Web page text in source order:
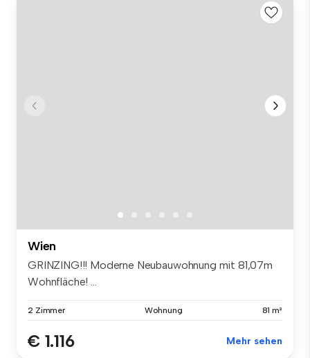
Wien
GRINZING!!! Moderne Neubauwohnung mit 81,07m
Wohnfläche! ...
2 Zimmer Wohnung 81 m²
€ 1.116 Mehr sehen